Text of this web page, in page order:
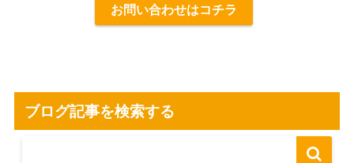
お問い合わせはコチラ
ブログ記事を検索する